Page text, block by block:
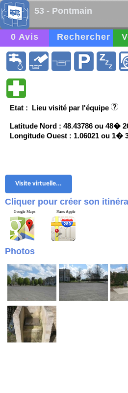
53 - Pontmain
0 Avis Rechercher
Etat : Lieu visité par l'équipe
Latitude Nord : 48.43786 ou 48�
Longitude Ouest : 1.06021 ou 1�
Visite virtuelle...
Cliquer pour créer son
Google Maps Plans Apple
Photos